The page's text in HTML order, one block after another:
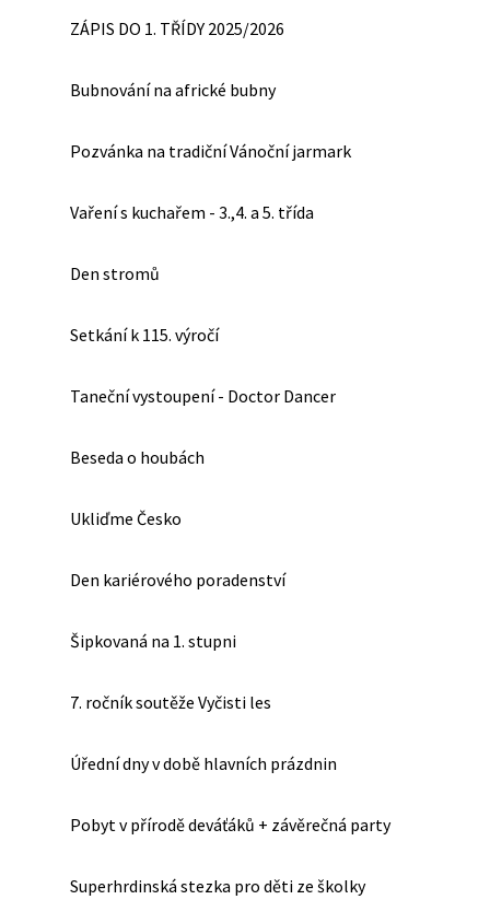
ZÁPIS DO 1. TŘÍDY 2025/2026
Bubnování na africké bubny
Pozvánka na tradiční Vánoční jarmark
Vaření s kuchařem - 3.,4. a 5. třída
Den stromů
Setkání k 115. výročí
Taneční vystoupení - Doctor Dancer
Beseda o houbách
Ukliďme Česko
Den kariérového poradenství
Šipkovaná na 1. stupni
7. ročník soutěže Vyčisti les
Úřední dny v době hlavních prázdnin
Pobyt v přírodě deváťáků + závěrečná party
Superhrdinská stezka pro děti ze školky